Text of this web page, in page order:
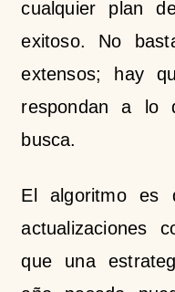
cualquier plan
exitoso. No
extensos; hay
respondan a lo
busca.
El algoritmo es
actualizaciones
que una